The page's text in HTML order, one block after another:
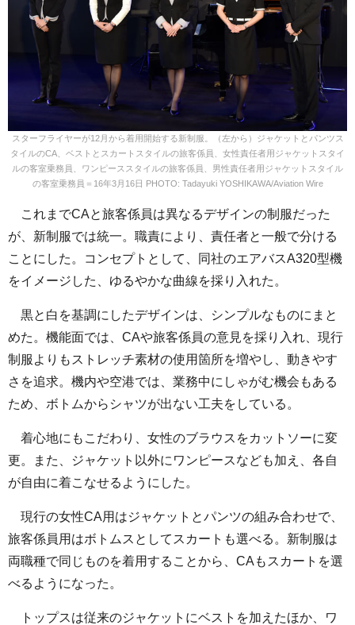
スターフライヤーが12月から着用開始する新制服。（左から）ジャケットとパンツス
タイルのCA、ベストとスカートスタイルの旅客係員、女性責任者用ジャケットスタイ
ルの客室乗務員、ワンピーススタイルの旅客係員、男性責任者用ジャケットスタイル
の客室乗務員＝16年3月16日 PHOTO: Tadayuki YOSHIKAWA/Aviation Wire
これまでCAと旅客係員は異なるデザインの制服だった
が、新制服では統一。職責により、責任者と一般で分ける
ことにした。コンセプトとして、同社のエアバスA320型機
をイメージした、ゆるやかな曲線を採り入れた。
黒と白を基調にしたデザインは、シンプルなものにまと
めた。機能面では、CAや旅客係員の意見を採り入れ、現行
制服よりもストレッチ素材の使用箇所を増やし、動きやす
さを追求。機内や空港では、業務中にしゃがむ機会もある
ため、ボトムからシャツが出ない工夫をしている。
着心地にもこだわり、女性のブラウスをカットソーに変
更。また、ジャケット以外にワンピースなども加え、各自
が自由に着こなせるようにした。
現行の女性CA用はジャケットとパンツの組み合わせで、
旅客係員用はボトムスとしてスカートも選べる。新制服は
両職種で同じものを着用することから、CAもスカートを選
べるようになった。
トップスは従来のジャケットにベストを加えたほか、ワ